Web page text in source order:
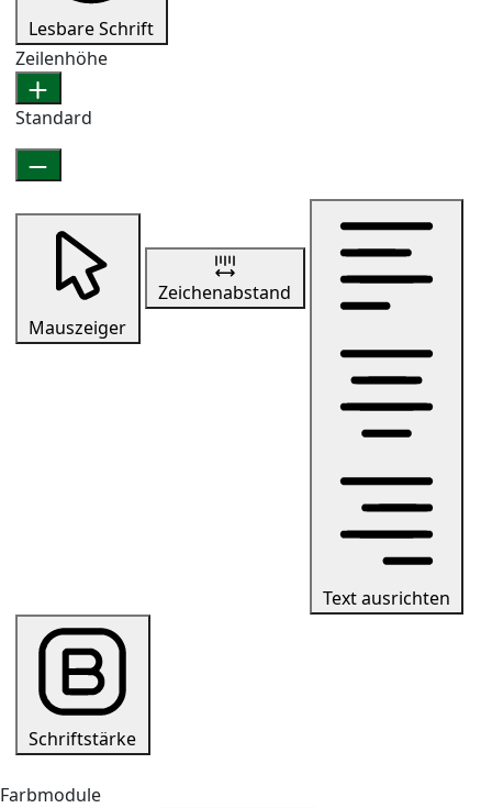
Lesbare Schrift
Zeilenhöhe
Standard
Mauszeiger
Zeichenabstand
Text ausrichten
Schriftstärke
Farbmodule